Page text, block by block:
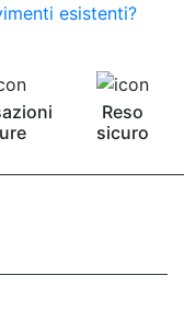
esistenti?
Reso
sicuro